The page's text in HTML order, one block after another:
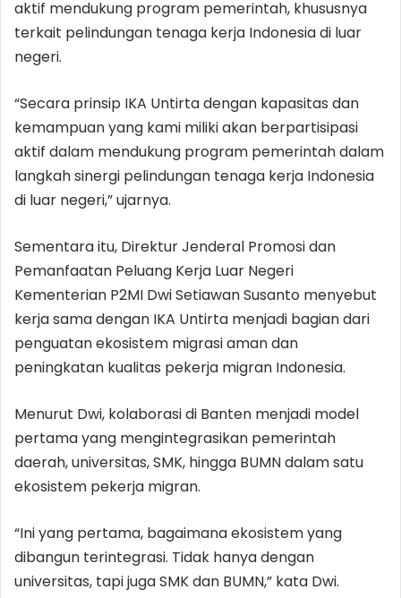
aktif mendukung program pemerintah, khususnya
terkait pelindungan tenaga kerja Indonesia di luar
negeri.
“Secara prinsip IKA Untirta dengan kapasitas dan
kemampuan yang kami miliki akan berpartisipasi
aktif dalam mendukung program pemerintah dalam
langkah sinergi pelindungan tenaga kerja Indonesia
di luar negeri,” ujarnya.
Sementara itu, Direktur Jenderal Promosi dan
Pemanfaatan Peluang Kerja Luar Negeri
Kementerian P2MI Dwi Setiawan Susanto menyebut
kerja sama dengan IKA Untirta menjadi bagian dari
penguatan ekosistem migrasi aman dan
peningkatan kualitas pekerja migran Indonesia.
Menurut Dwi, kolaborasi di Banten menjadi model
pertama yang mengintegrasikan pemerintah
daerah, universitas, SMK, hingga BUMN dalam satu
ekosistem pekerja migran.
“Ini yang pertama, bagaimana ekosistem yang
dibangun terintegrasi. Tidak hanya dengan
universitas, tapi juga SMK dan BUMN,” kata Dwi.